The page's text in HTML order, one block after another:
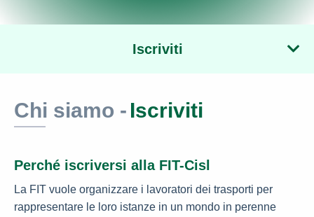
Iscriviti
Chi siamo - Iscriviti
Perché iscriversi alla FIT-Cisl
La FIT vuole organizzare i lavoratori dei trasporti per
rappresentare le loro istanze in un mondo in perenne